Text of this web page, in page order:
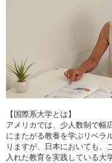
【国際系大学とは】
アメリカでは、少人数制で幅
にまたがる教養を学ぶリベラ
りますが、日本においても、
入れた教育を実践している大